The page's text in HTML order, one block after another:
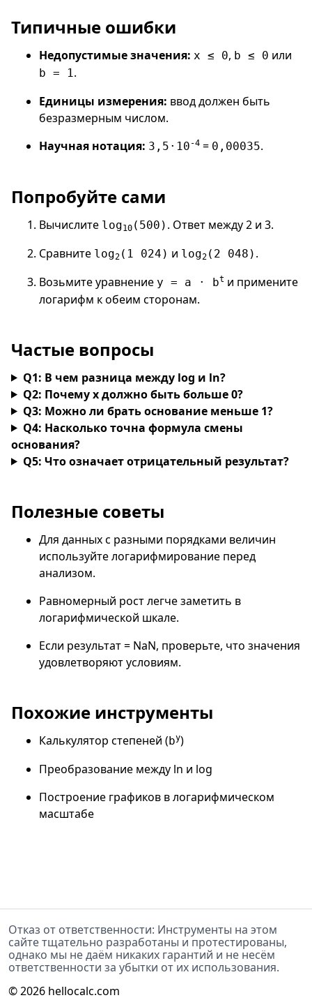
Типичные ошибки
Недопустимые значения: x ≤ 0, b ≤ 0 или
b = 1 .
Единицы измерения: ввод должен быть
безразмерным числом.
Научная нотация: 3,5·10 -4 = 0,00035.
Попробуйте сами
Вычислите log10 (500) . Ответ между 2 и 3.
Сравните log2 (1 024) и log2 (2 048) .
Возьмите уравнение y = a · bt и примените
логарифм к обеим сторонам.
Частые вопросы
Q1: В чем разница между log и ln?
Q2: Почему x должно быть больше 0?
Q3: Можно ли брать основание меньше 1?
Q4: Насколько точна формула смены
основания?
Q5: Что означает отрицательный результат?
Полезные советы
Для данных с разными порядками величин
используйте логарифмирование перед
анализом.
Равномерный рост легче заметить в
логарифмической шкале.
Если результат = NaN, проверьте, что значения
удовлетворяют условиям.
Похожие инструменты
Калькулятор степеней (by)
Преобразование между ln и log
Построение графиков в логарифмическом
масштабе
Отказ от ответственности: Инструменты на этом
сайте тщательно разработаны и протестированы,
однако мы не даём никаких гарантий и не несём
ответственности за убытки от их использования.
©2026 hellocalc.com